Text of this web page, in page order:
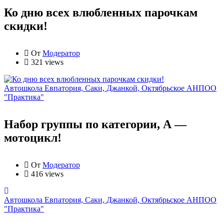
Ко дню всех влюбленных парочкам
скидки!
От Модератор
321 views
Автошкола Евпатория, Саки, Джанкой, Октябрьское АНПОО
"Практика"
Набор группы по категории, А —
мотоцикл!
От Модератор
416 views
Автошкола Евпатория, Саки, Джанкой, Октябрьское АНПОО
"Практика"